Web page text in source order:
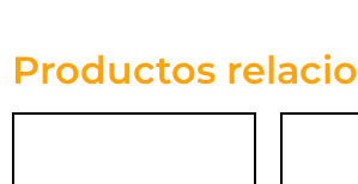
Productos